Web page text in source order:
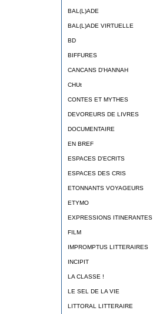
BAL(L)ADE
BAL(L)ADE VIRTUELLE
BD
BIFFURES
CANCANS D'HANNAH
CHUt
CONTES ET MYTHES
DEVOREURS DE LIVRES
DOCUMENTAIRE
EN BREF
ESPACES D'ECRITS
ESPACES DES CRIS
ETONNANTS VOYAGEURS
ETYMO
EXPRESSIONS ITINERANTES
FILM
IMPROMPTUS LITTERAIRES
INCIPIT
LA CLASSE !
LE SEL DE LA VIE
LITTORAL LITTERAIRE